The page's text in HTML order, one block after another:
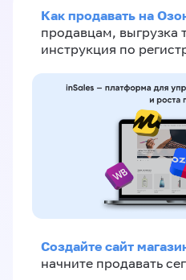
Как продавать на
продавцам, выгрузка
инструкция по
Создайте сайт
начните продавать